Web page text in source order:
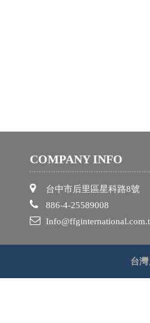
COMPANY INFO
台中市后里區星科路8號
886-4-25589008
台